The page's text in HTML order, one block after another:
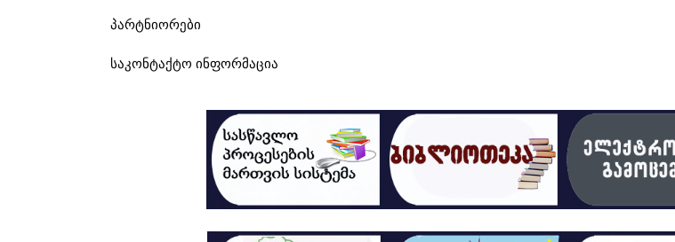
პარტნიორები
საკონტაქტო ინფორმაცია